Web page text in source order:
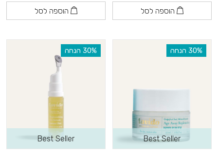
הוספה לסל הוספה לסל
‫30% הנחה
Best Seller
‫30% הנחה
Best Seller